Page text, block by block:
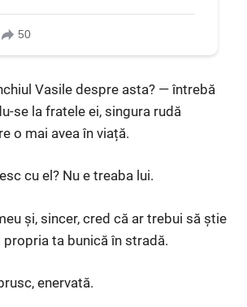
Vasile despre asta? — întrebă
se la fratele ei, singura rudă
o mai avea în viață.
cu el? Nu e treaba lui.
și, sincer, cred că ar trebui să știe
propria ta bunică în stradă.
enervată.